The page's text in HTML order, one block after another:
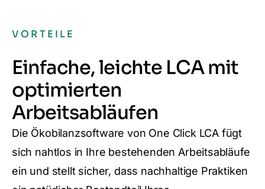
VORTEILE
Einfache, leichte LCA mit
optimierten
Arbeitsabläufen
Die Ökobilanzsoftware von One Click LCA fügt
sich nahtlos in Ihre bestehenden Arbeitsabläufe
ein und stellt sicher, dass nachhaltige Praktiken